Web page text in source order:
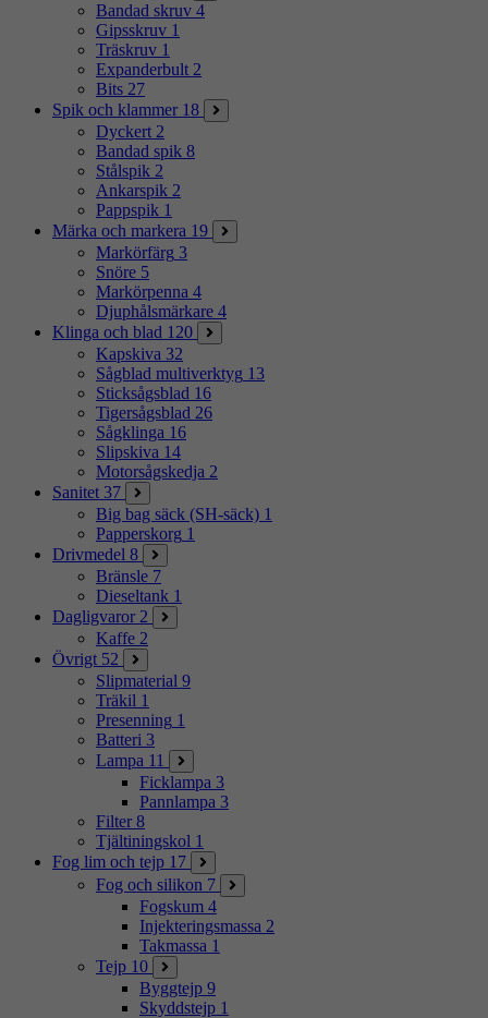
Bandad skruv 4
Gipsskruv 1
Träskruv 1
Expanderbult 2
Bits 27
Spik och klammer 18
Dyckert 2
Bandad spik 8
Stålspik 2
Ankarspik 2
Pappspik 1
Märka och markera 19
Markörfärg 3
Snöre 5
Markörpenna 4
Djuphålsmärkare 4
Klinga och blad 120
Kapskiva 32
Sågblad multiverktyg 13
Sticksågsblad 16
Tigersågsblad 26
Sågklinga 16
Slipskiva 14
Motorsågskedja 2
Sanitet 37
Big bag säck (SH-säck) 1
Papperskorg 1
Drivmedel 8
Bränsle 7
Dieseltank 1
Dagligvaror 2
Kaffe 2
Övrigt 52
Slipmaterial 9
Träkil 1
Presenning 1
Batteri 3
Lampa 11
Ficklampa 3
Pannlampa 3
Filter 8
Tjältiningskol 1
Fog lim och tejp 17
Fog och silikon 7
Fogskum 4
Injekteringsmassa 2
Takmassa 1
Tejp 10
Byggtejp 9
Skyddstejp 1